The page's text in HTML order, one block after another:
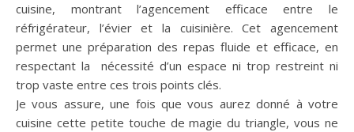
cuisine, montrant l’agencement efficace entre le
réfrigérateur, l’évier et la cuisinière. Cet agencement
permet une préparation des repas fluide et efficace, en
respectant la nécessité d’un espace ni trop restreint ni
trop vaste entre ces trois points clés.
Je vous assure, une fois que vous aurez donné à votre
cuisine cette petite touche de magie du triangle, vous ne